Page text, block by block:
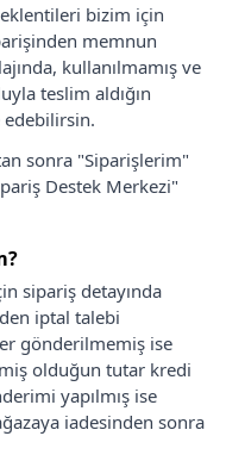
bizim için
memnun
kullanılmamış ve
teslim aldığın
sonra "Siparişlerim"
Destek Merkezi"
sipariş detayında
iptal talebi
gönderilmemiş ise
olduğun tutar kredi
yapılmış ise
iadesinden sonra